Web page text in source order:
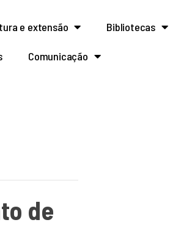
e extensão Bibliotecas
Comunicação
de